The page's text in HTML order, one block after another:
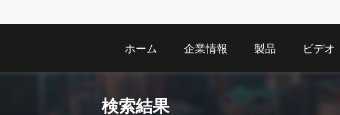
ホーム 企業情報 製品 ビデオ
検索結果